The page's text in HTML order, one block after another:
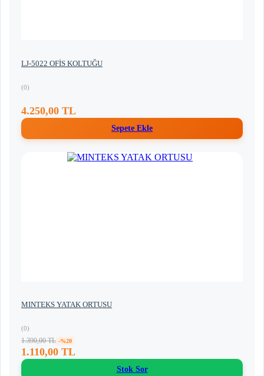
LJ-5022 OFİS KOLTUĞU
(0)
4.250,00 TL
Sepete Ekle
MINTEKS YATAK ORTUSU
(0)
1.390,00 TL -%20
1.110,00 TL
Stok Sor